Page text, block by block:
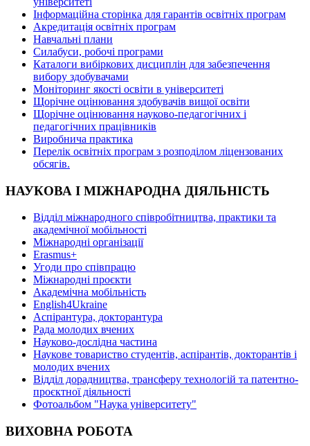
Інформаційна сторінка для гарантів освітніх програм
Акредитація освітніх програм
Навчальні плани
Силабуси, робочі програми
Каталоги вибіркових дисциплін для забезпечення
вибору здобувачами
Моніторинг якості освіти в університеті
Щорічне оцінювання здобувачів вищої освіти
Щорічне оцінювання науково-педагогічних і
педагогічних працівників
Виробнича практика
Перелік освітніх програм з розподілoм ліцензoваних
oбсягів.
НАУКОВА І МІЖНАРОДНА ДІЯЛЬНІСТЬ
Відділ міжнародного співробітництва, практики та
академічної мобільності
Міжнародні організації
Erasmus+
Угоди про співпрацю
Міжнародні проєкти
Академічна мобільність
English4Ukraine
Аспірантура, докторантура
Рада молодих вчених
Науково-дослідна частина
Наукове товариство студентів, аспірантів, докторантів і
молодих вчених
Відділ дорадництва, трансферу технологій та патентно-
проєктної діяльності
Фотоальбом "Наука університету"
ВИХОВНА РОБОТА